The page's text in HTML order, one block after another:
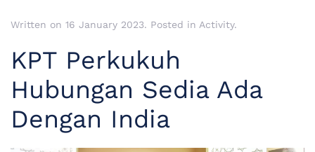
Written on 16 January 2023. Posted in Activity.
KPT Perkukuh
Hubungan Sedia Ada
Dengan India